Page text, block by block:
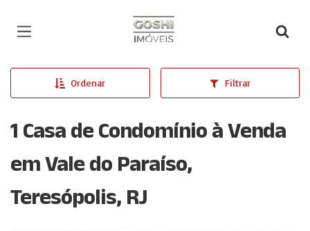
Página inicial
Ordenar Filtrar
1 Casa de Condomínio à Venda
em Vale do Paraíso,
Teresópolis, RJ